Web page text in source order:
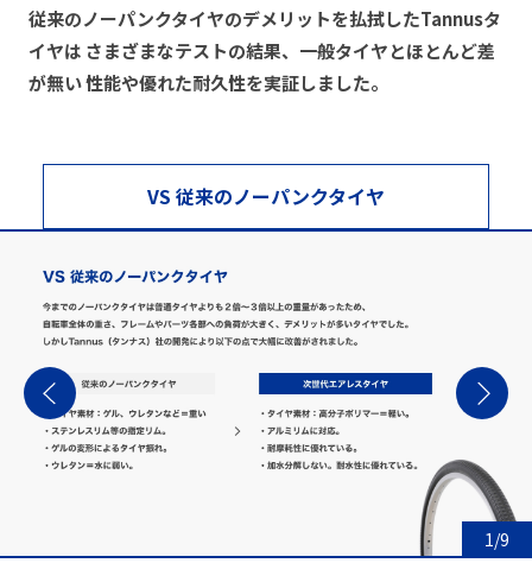
従来のノーパンクタイヤのデメリットを払拭したTannusタ
イヤは さまざまなテストの結果、一般タイヤとほとんど差
が無い性能や優れた耐久性を実証しました。
VS 従来のノーパンクタイヤ
1/9